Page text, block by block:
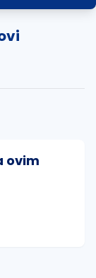
ovim